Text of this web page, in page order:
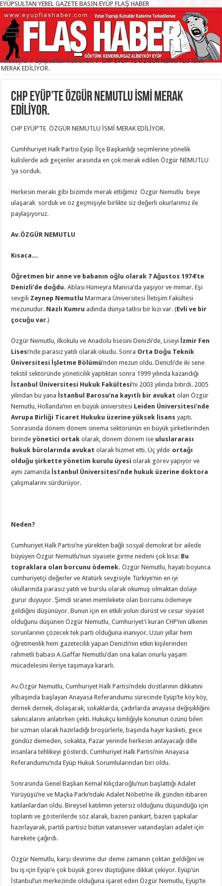
EYÜPSULTAN YEREL GAZETE BASIN EYÜP FLAŞ HABER
Anasayfa / Eyüpsultan haberleri / CHP EYÜP’TE ÖZGÜR NEMUTLU İSMİ
MERAK EDİLİYOR.
CHP EYÜP’TE ÖZGÜR NEMUTLU İSMİ MERAK
EDİLİYOR.
CHP EYÜP’TE ÖZGÜR NEMUTLU İSMİ MERAK EDİLİYOR.
Cumhhuriyet Halk Partisi Eyüp İlçe Başkanlığı seçimlerine yönelik
kulislerde adı geçenler arasında en çok merak edilen Özgür NEMUTLU
‘ya sorduk.
Herkesin merakı gibi bizimde merak ettiğimiz Özgür Nemutlu beye
ulaşarak sorduk ve öz geçmişiyle birlikte siz değerli okurlarımız ile
paylaşıyoruz.
Av.ÖZGÜR NEMUTLU
Kısaca…
Öğretmen bir anne ve babanın oğlu olarak 7 Ağustos 1974’te
Denizli’de doğdu. Ablası Hümeyra Manisa’da yaşıyor ve mimar. Eşi
sevgili Zeynep NemutluMarmara Üniversitesi İletişim Fakültesi
mezunudur. Nazlı Kumru adında dünya tatlısı bir kızı var. (Evli ve bir
çocuğu var.)
Özgür Nemutlu, ilkokulu ve Anadolu lisesini Denizli’de, Liseyi İzmir Fen
Lisesi’nde parasız yatılı olarak okudu. Sonra Orta Doğu Teknik
Üniversitesi İşletme Bölümü’nden mezun oldu. Denizli’de iki sene
tekstil sektöründe yöneticilik yaptıktan sonra 1999 yılında kazandığı
İstanbul Üniversitesi Hukuk Fakültesi’ni 2003 yılında bitirdi. 2005
yılından bu yana İstanbul Barosu’na kayıtlı bir avukat olan Özgür
Nemutlu, Hollanda’nın en büyük üniversitesi Leiden Üniversitesi’nde
Avrupa Birliği Ticaret Hukuku üzerine yüksek lisans yaptı.
Sonrasında dönem dönem sinema sektörünün en büyük şirketlerinden
birindeyönetici ortakolarak, dönem dönem ise uluslararası
hukuk bürolarında avukat olarak hizmet etti. Üç yıldır ortağı
olduğu şirkette yönetim kurulu üyesi olarak görev yapıyor ve
aynı zamanda İstanbul Üniversitesi’nde hukuk üzerine doktora
çalışmalarını sürdürüyor.
Neden?
Cumhuriyet Halk Partisi’ne yürekten bağlı sosyal demokrat bir ailede
büyüyen Özgür Nemutlu’nun siyasete girme nedeni çok kısa: Bu
topraklara olan borcunu ödemek. Özgür Nemutlu, hayatı boyunca
cumhuriyetçi değerler ve Atatürk sevgisiyle Türkiye’nin en iyi
okullarında parasız yatılı ve burslu olarak okumuş olmaktan dolayı
gurur duyuyor. Şimdi sıranın memlekete olan borcunu ödemeye
geldiğini düşünüyor. Bunun için en etkili yolun dürüst ve cesur siyaset
olduğunu düşünen Özgür Nemutlu, Cumhuriyet’i kuran CHP’nin ülkenin
sorunlarının çözecek tek parti olduğuna inanıyor. Uzun yıllar hem
öğretmenlik hem gazetecilik yapan Denizli’nin etkin kişilerinden
rahmetli babası A.Gaffar Nemutlu’dan ona kalan onurlu yaşam
mücadelesini ileriye taşımaya kararlı.
Av.Özgür Nemutlu, Cumhuriyet Halk Partisi’ndeki dostlarının dikkatini
yılbaşında başlayan Anayasa Referandumu sürecinde Eyüp’te köy köy,
dernek dernek, dolaşarak, sokaklarda, çadırlarda anayasa değişikliğini
sakıncalarını anlatırken çekti. Hukukçu kimliğiyle konunun özünü bilen
bir uzman olarak hazırladığı broşürlerle, başında hayır kasketi, gece
gündüz demeden, sokakta, Pazar yerinde herkesin anlayacağı dille
insanlara tehlikeyi gösterdi. Cumhuriyet Halk Partisi’nin Anayasa
Referandumu’nda Eyüp Hukuk Sorumlularından biri oldu.
Sonrasında Genel Başkan Kemal Kılıçdaroğlu’nun başlattığı Adalet
Yürüyüşü’ne ve Maçka Parkı’ndaki Adalet Nöbeti’ne ilk günden itibaren
katılanlardan oldu. Bireysel katılımın yetersiz olduğunu düşündüğü için
toplantı ve gösterilerde söz alarak, bazen pankart, bazen şapkalar
hazırlayarak, partili partisiz bütün vatansever vatandaşları adalet için
harekete çağırdı.
Özgür Nemutlu, karşı devrime dur deme zamanın çoktan geldiğini ve
bu iş için Eyüp’e çok büyük görev düştüğüne dikkat çekiyor. Eyüp’ün
İstanbul’un merkezinde olduğuna işaret eden Özgür Nemutlu, Eyüp’te